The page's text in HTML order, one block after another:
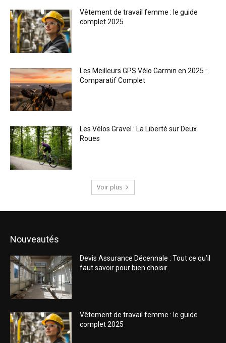
Vêtement de travail femme : le guide
complet 2025
Les Meilleurs GPS Vélo Garmin en 2025 :
Comparatif Complet
Les Vélos Gravel : La Liberté sur Deux
Roues
Voir plus
Nouveautés
Devis Assurance Décennale : Tout ce qu’il
faut savoir pour bien choisir
Vêtement de travail femme : le guide
complet 2025